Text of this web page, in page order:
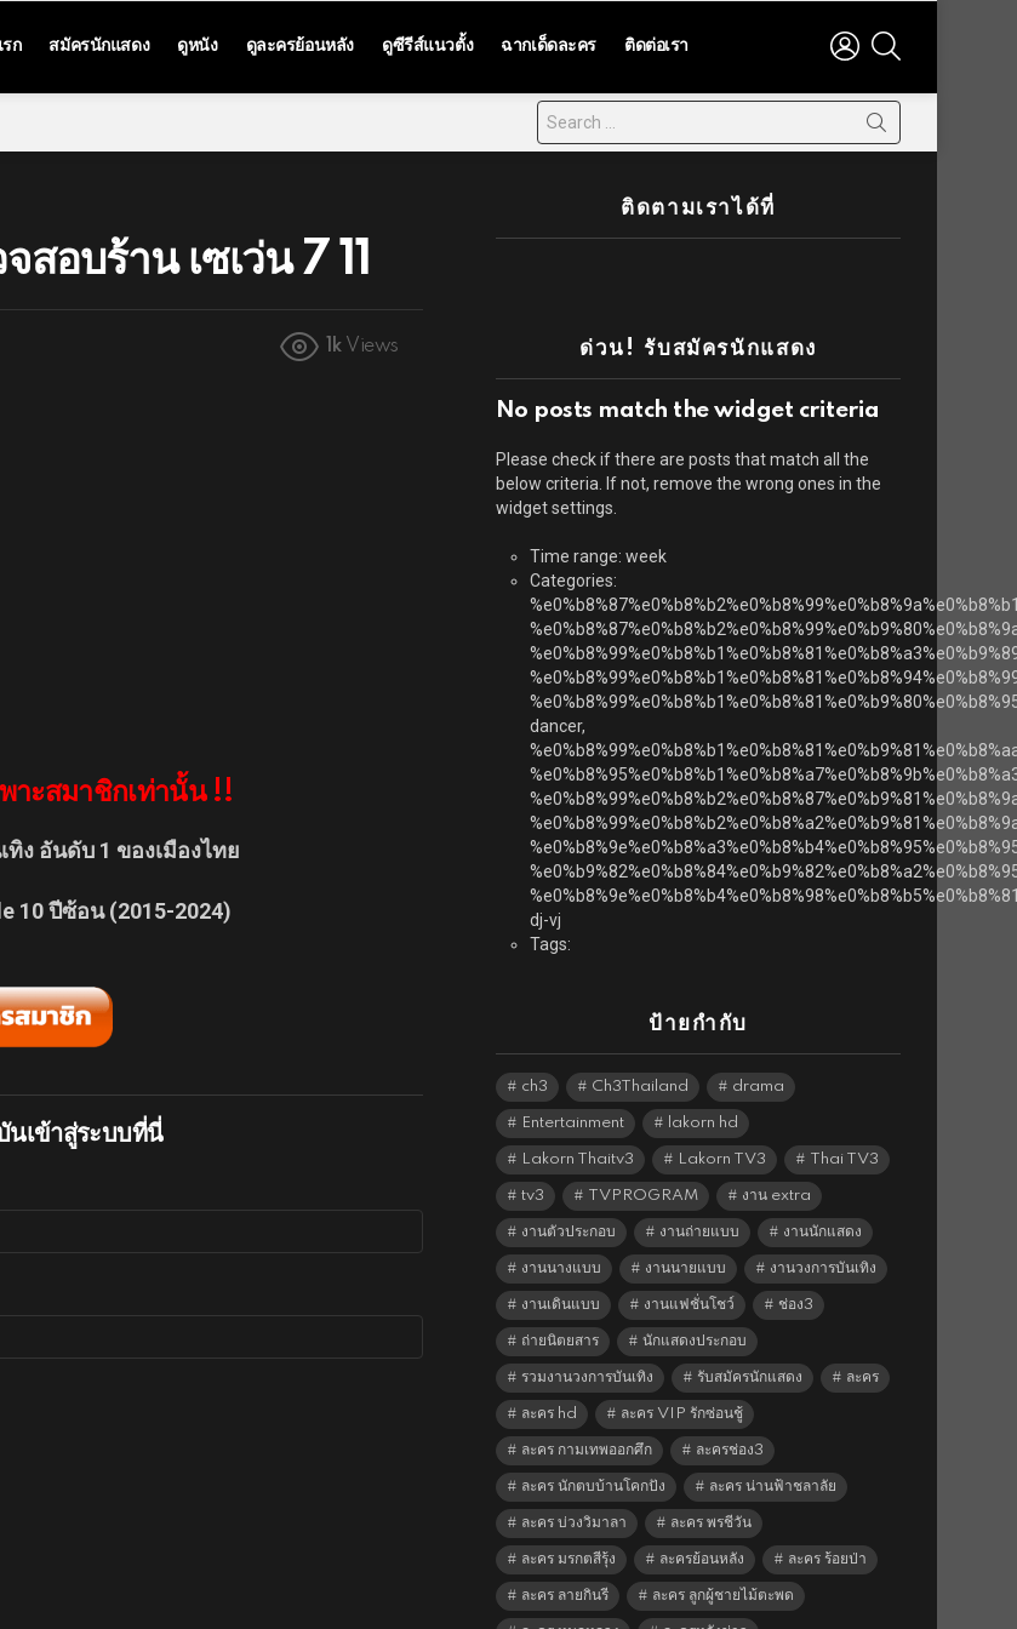
ก สมัครนักแสดง ดูหนัง ดูละครย้อนหลัง ดูซีรีส์แนวตั้ง ฉากเด็ดละคร ติดต่อเรา
LOGIN
อบร้าน เซเว่น 7 11
1k Views
าะสมาชิกเท่านั้น !!
ทิง อันดับ 1 ของเมืองไทย
10 ปีซ้อน (2015-2024)
นเข้าสู่ระบบที่นี่
ติดตามเราได้ที่
ด่วน! รับสมัครนักแสดง
No posts match the widget criteria
Please check if there are posts that match all the
below criteria. If not, remove the wrong ones in the
widget settings.
Time range: week
Categories:
dancer,
dj-vj
Tags:
ป้ายกำกับ
ch3 Ch3Thailand drama
Entertainment lakorn hd
Lakorn Thaitv3 Lakorn TV3 Thai TV3
tv3 TVPROGRAM งาน extra
งานตัวประกอบ งานถ่ายแบบ งานนักแสดง
งานนางแบบ งานนายแบบ งานวงการบันเทิง
งานเดินแบบ งานแฟชั่นโชว์ ช่อง3
ถ่ายนิตยสาร นักแสดงประกอบ
รวมงานวงการบันเทิง รับสมัครนักแสดง ละคร
ละคร hd ละคร VIP รักซ่อนชู้
ละคร กามเทพออกศึก ละครช่อง3
ละคร นักตบบ้านโคกปัง ละคร น่านฟ้าชลาลัย
ละคร บ่วงวิมาลา ละคร พรชีวัน
ละคร มรกตสีรุ้ง ละครย้อนหลัง ละคร ร้อยป่า
ละคร ลายกินรี ละคร ลูกผู้ชายไม้ตะพด